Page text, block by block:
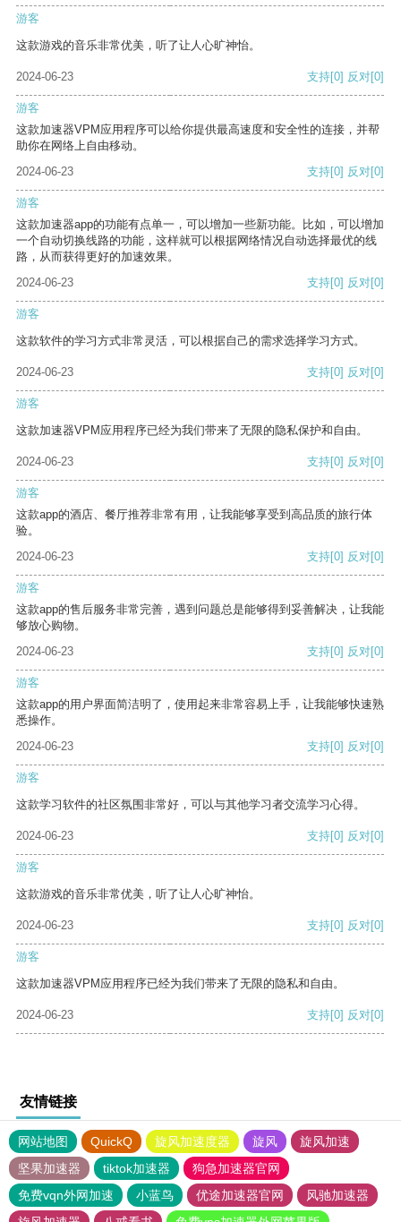
游客
这款游戏的音乐非常优美，听了让人心旷神怡。
2024-06-23 支持[0] 反对[0]
游客
这款加速器VPM应用程序可以给你提供最高速度和安全性的连接，并帮
助你在网络上自由移动。
2024-06-23
支持[0] 反对[0]
游客
这款加速器app的功能有点单一，可以增加一些新功能。比如，可以增加
一个自动切换线路的功能，这样就可以根据网络情况自动选择最优的线
路，从而获得更好的加速效果。
2024-06-23
支持[0] 反对[0]
游客
这款软件的学习方式非常灵活，可以根据自己的需求选择学习方式。
2024-06-23 支持[0] 反对[0]
游客
这款加速器VPM应用程序已经为我们带来了无限的隐私保护和自由。
2024-06-23 支持[0] 反对[0]
游客
这款app的酒店、餐厅推荐非常有用，让我能够享受到高品质的旅行体
验。
2024-06-23
支持[0] 反对[0]
游客
这款app的售后服务非常完善，遇到问题总是能够得到妥善解决，让我能
够放心购物。
2024-06-23
支持[0] 反对[0]
游客
这款app的用户界面简洁明了，使用起来非常容易上手，让我能够快速熟
悉操作。
2024-06-23
支持[0] 反对[0]
游客
这款学习软件的社区氛围非常好，可以与其他学习者交流学习心得。
2024-06-23 支持[0] 反对[0]
游客
这款游戏的音乐非常优美，听了让人心旷神怡。
2024-06-23 支持[0] 反对[0]
游客
这款加速器VPM应用程序已经为我们带来了无限的隐私和自由。
2024-06-23 支持[0] 反对[0]
友情链接
网站地图 QuickQ 旋风加速度器 旋风
旋风加速
坚果加速器
tiktok加速器
狗急加速器官网
免费vqn外网加速
小蓝鸟 优途加速器官网
风驰加速器